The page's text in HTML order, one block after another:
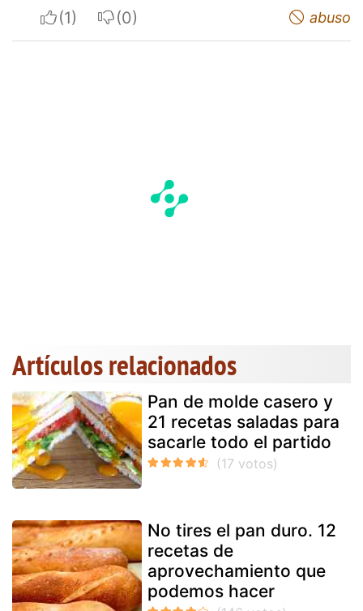
I apreciateI do not appreciate abuso
Artículos relacionados
Pan de molde casero y
21 recetas saladas para
sacarle todo el partido
No tires el pan duro. 12
recetas de
aprovechamiento que
podemos hacer